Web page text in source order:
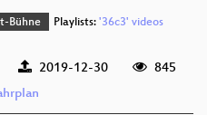
Bühne Playlists: '36c3' videos
2019-12-30
845